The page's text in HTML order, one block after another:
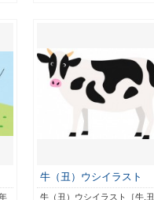
牛（丑）ウシイラスト
牛（丑）ウシイラスト［牛,丑,